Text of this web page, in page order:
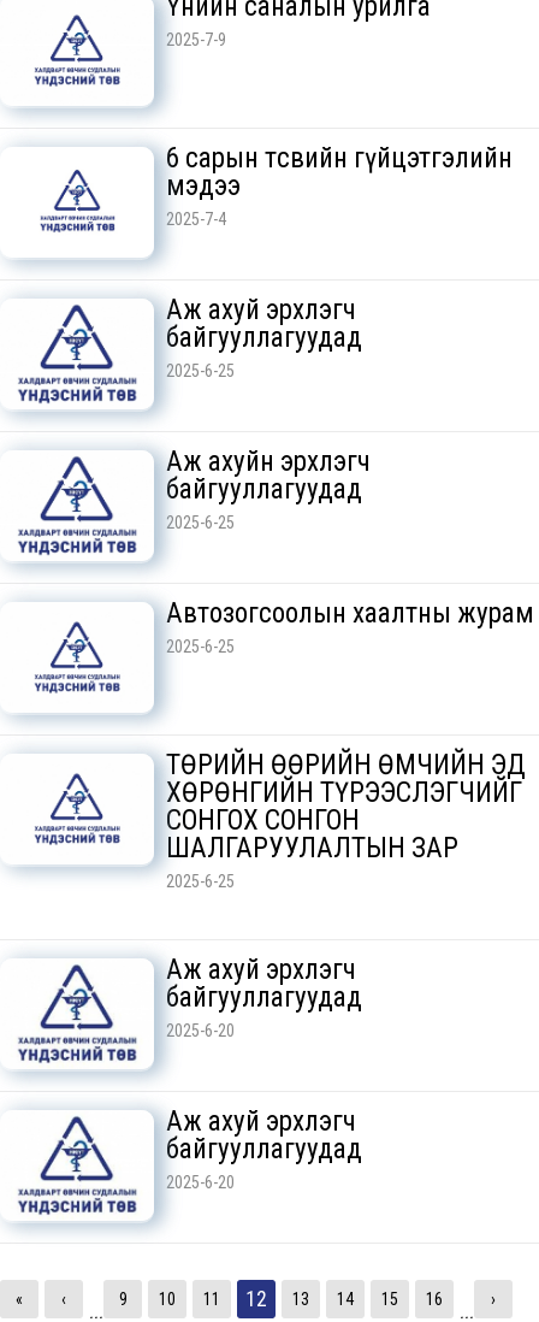
Үнийн саналын урилга
2025-7-9
6 сарын төсвийн гүйцэтгэлийн
мэдээ
2025-7-4
Аж ахуй эрхлэгч
байгууллагуудад
2025-6-25
Аж ахуйн эрхлэгч
байгууллагуудад
2025-6-25
Автозогсоолын хаалтны журам
2025-6-25
ТӨРИЙН ӨӨРИЙН ӨМЧИЙН ЭД
ХӨРӨНГИЙН ТҮРЭЭСЛЭГЧИЙГ
СОНГОХ СОНГОН
ШАЛГАРУУЛАЛТЫН ЗАР
2025-6-25
Аж ахуй эрхлэгч
байгууллагуудад
2025-6-20
Аж ахуй эрхлэгч
байгууллагуудад
2025-6-20
« ‹
...
9 10 11 12 13 14 15 16
...
›